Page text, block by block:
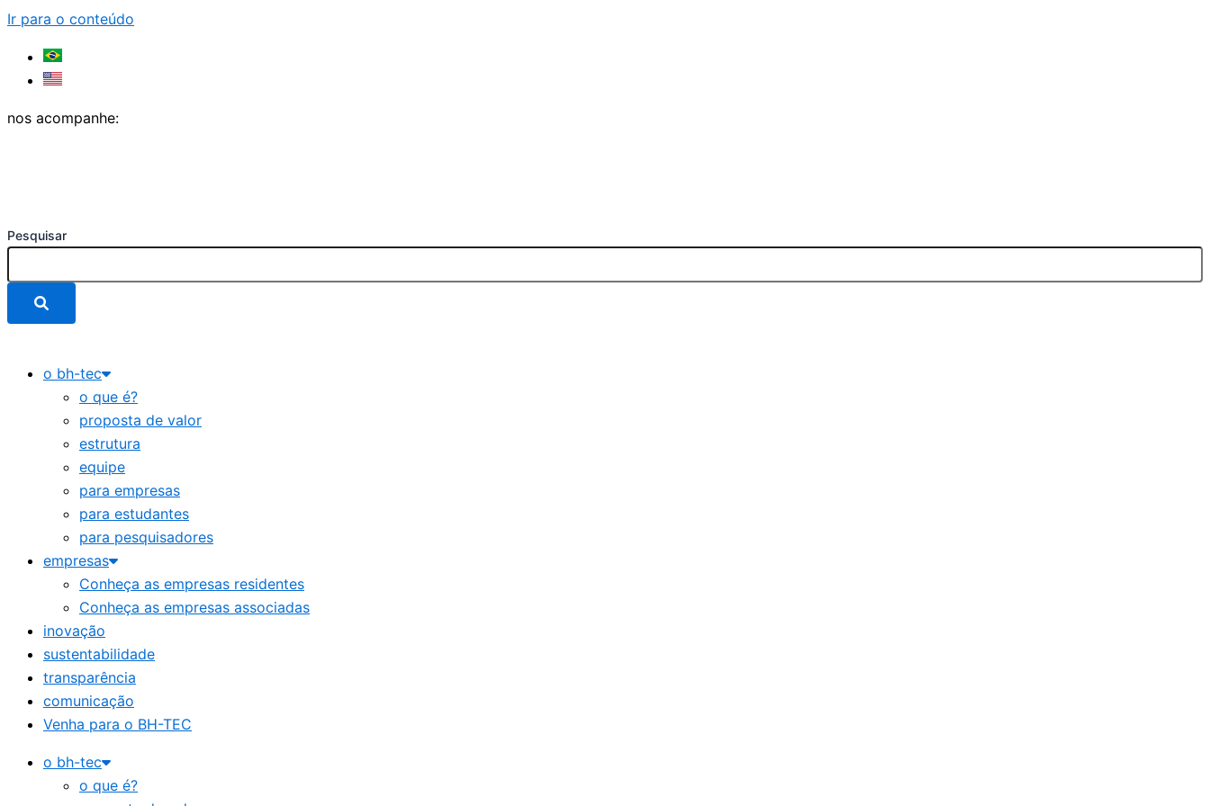
Ir para o conteúdo
nos acompanhe:
Pesquisar
o bh-tec
o que é?
proposta de valor
estrutura
equipe
para empresas
para estudantes
para pesquisadores
empresas
Conheça as empresas residentes
Conheça as empresas associadas
inovação
sustentabilidade
transparência
comunicação
Venha para o BH-TEC
o bh-tec
o que é?